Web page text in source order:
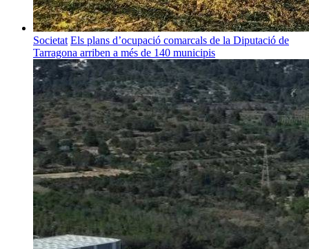
Societat Els plans d’ocupació comarcals de la Diputació de
Tarragona arriben a més de 140 municipis